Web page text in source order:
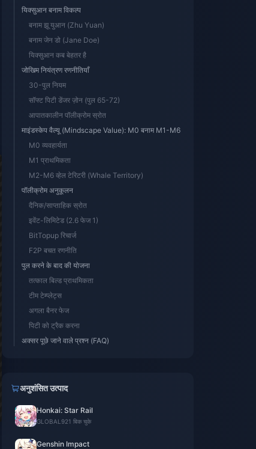
यिक्सुआन बनाम विकल्प
बनाम झू युआन (Zhu Yuan)
बनाम जेन डो (Jane Doe)
यिक्सुआन कब बेहतर है
जोखिम नियंत्रण रणनीतियाँ
30-पुल नियम
सॉफ्ट पिटी डेंजर ज़ोन (पुल 65-72)
आपातकालीन पॉलीक्रोम स्रोत
माइंडस्केप वैल्यू (Mindscape Value): M0 बनाम M1-M6
M0 व्यवहार्यता
M1 प्राथमिकता
M2-M6 व्हेल टेरिटरी (Whale Territory)
पॉलीक्रोम अनुकूलन
दैनिक/साप्ताहिक स्रोत
इवेंट-लिमिटेड (2.6 फेज 1)
BitTopup रिचार्ज
F2P बचत रणनीति
पुल करने के बाद की योजना
तत्काल बिल्ड प्राथमिकता
टीम टेम्प्लेट्स
अगला बैनर फेज
पिटी को ट्रैक करना
अक्सर पूछे जाने वाले प्रश्न (FAQ)
अनुशंसित उत्पाद
Honkai: Star Rail
GLOBAL 921 बिक चुके
Genshin Impact